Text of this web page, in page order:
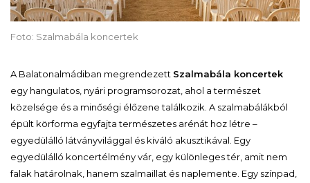
Foto: Szalmabála koncertek
A Balatonalmádiban megrendezett Szalmabála koncertek
egy hangulatos, nyári programsorozat, ahol a természet
közelsége és a minőségi élőzene találkozik. A szalmabálákból
épült körforma egyfajta természetes arénát hoz létre –
egyedülálló látványvilággal és kiváló akusztikával. Egy
egyedülálló koncertélmény vár, egy különleges tér, amit nem
falak határolnak, hanem szalmaillat és naplemente. Egy színpad,